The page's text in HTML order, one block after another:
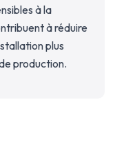
à la
à réduire
plus
production.